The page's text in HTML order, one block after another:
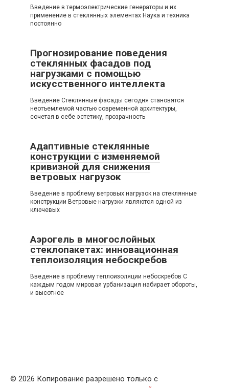
Введение в термоэлектрические генераторы и их
применение в стеклянных элементах Наука и техника
постоянно
Прогнозирование поведения
стеклянных фасадов под
нагрузками с помощью
искусственного интеллекта
Введение Стеклянные фасады сегодня становятся
неотъемлемой частью современной архитектуры,
сочетая в себе эстетику, прозрачность
Адаптивные стеклянные
конструкции с изменяемой
кривизной для снижения
ветровых нагрузок
Введение в проблему ветровых нагрузок на стеклянные
конструкции Ветровые нагрузки являются одной из
ключевых
Аэрогель в многослойных
стеклопакетах: инновационная
теплоизоляция небоскребов
Введение в проблему теплоизоляции небоскребов С
каждым годом мировая урбанизация набирает обороты,
и высотное
© 2026 Копирование разрешено только с